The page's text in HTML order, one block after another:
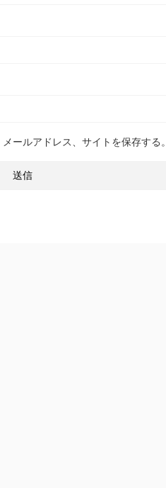
ールアドレス、サイトを保存する。